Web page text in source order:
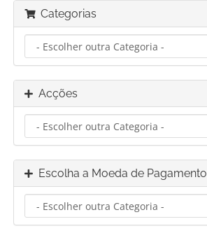
Categorias
Acções
Escolha a Moeda de Pagamento